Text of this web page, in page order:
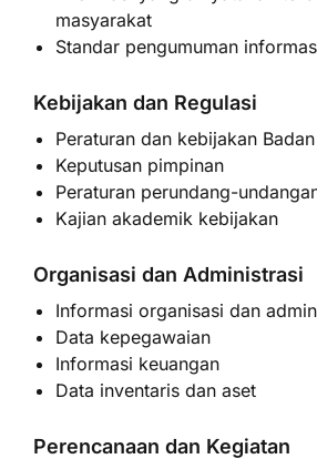
masyarakat
Standar pengumuman
Kebijakan dan Regulasi
Peraturan dan kebijakan
Keputusan pimpinan
Peraturan perundang-
Kajian akademik kebijakan
Organisasi dan Administrasi
Informasi organisasi dan
Data kepegawaian
Informasi keuangan
Data inventaris dan aset
Perencanaan dan Kegiatan